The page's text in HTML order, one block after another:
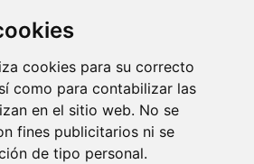
cookies para su correcto
como para contabilizar las
en el sitio web. No se
fines publicitarios ni se
de tipo personal.
AVISO LEGAL